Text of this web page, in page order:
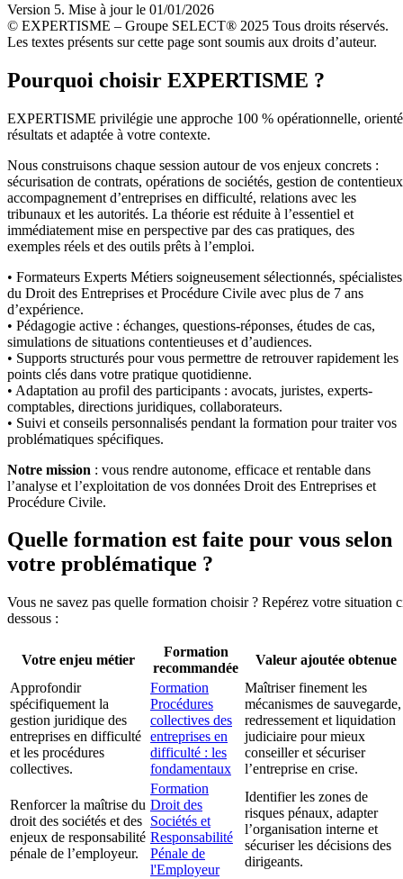
Version 5. Mise à jour le 01/01/2026
© EXPERTISME – Groupe SELECT® 2025 Tous droits réservés.
Les textes présents sur cette page sont soumis aux droits d’auteur.
Pourquoi choisir EXPERTISME ?
EXPERTISME privilégie une approche 100 % opérationnelle,
résultats et adaptée à votre contexte.
Nous construisons chaque session autour de vos enjeux concrets :
sécurisation de contrats, opérations de sociétés, gestion de
accompagnement d’entreprises en difficulté, relations avec les
tribunaux et les autorités. La théorie est réduite à l’essentiel et
immédiatement mise en perspective par des cas pratiques, des
exemples réels et des outils prêts à l’emploi.
• Formateurs Experts Métiers soigneusement sélectionnés, spécialistes
du Droit des Entreprises et Procédure Civile avec plus de 7 ans
d’expérience.
• Pédagogie active : échanges, questions-réponses, études de cas,
simulations de situations contentieuses et d’audiences.
• Supports structurés pour vous permettre de retrouver rapidement les
points clés dans votre pratique quotidienne.
• Adaptation au profil des participants : avocats, juristes, experts-
comptables, directions juridiques, collaborateurs.
• Suivi et conseils personnalisés pendant la formation pour traiter vos
problématiques spécifiques.
Notre mission : vous rendre autonome, efficace et rentable dans
l’analyse et l’exploitation de vos données Droit des Entreprises et
Procédure Civile.
Quelle formation est faite pour vous selon
votre problématique ?
Vous ne savez pas quelle formation choisir ? Repérez votre situation
dessous :
Votre enjeu métier
Formation
recommandée
Valeur ajoutée obtenue
Approfondir
spécifiquement la
gestion juridique des
entreprises en difficulté
et les procédures
collectives.
Formation
Procédures
collectives des
entreprises en
difficulté : les
fondamentaux
Maîtriser finement les
mécanismes de sauvegarde,
redressement et liquidation
judiciaire pour mieux
conseiller et sécuriser
l’entreprise en crise.
Renforcer la maîtrise du
droit des sociétés et des
enjeux de responsabilité
pénale de l’employeur.
Formation
Droit des
Sociétés et
Responsabilité
Pénale de
l'Employeur
Identifier les zones de
risques pénaux, adapter
l’organisation interne et
sécuriser les décisions des
dirigeants.